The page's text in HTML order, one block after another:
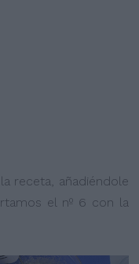
receta, añadiéndole
el nº 6 con la